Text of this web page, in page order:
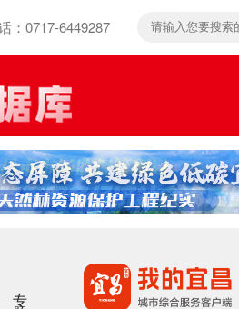
：0717-6449287
专题